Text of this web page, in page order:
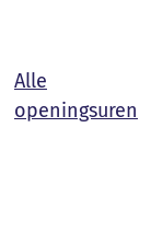
Alle
openingsuren